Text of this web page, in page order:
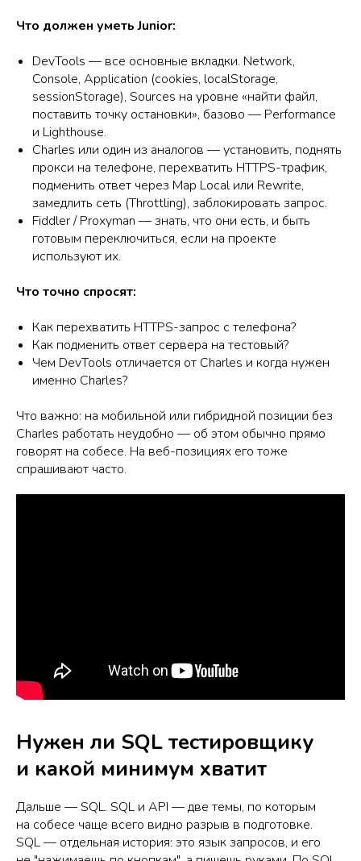
Что должен уметь Junior:
DevTools — все основные вкладки. Network,
Console, Application (cookies, localStorage,
sessionStorage), Sources на уровне «найти файл,
поставить точку остановки», базово — Performance
и Lighthouse.
Charles или один из аналогов — установить, поднять
прокси на телефоне, перехватить HTTPS-трафик,
подменить ответ через Map Local или Rewrite,
замедлить сеть (Throttling), заблокировать запрос.
Fiddler / Proxyman — знать, что они есть, и быть
готовым переключиться, если на проекте
используют их.
Что точно спросят:
Как перехватить HTTPS-запрос с телефона?
Как подменить ответ сервера на тестовый?
Чем DevTools отличается от Charles и когда нужен
именно Charles?
Что важно: на мобильной или гибридной позиции без
Charles работать неудобно — об этом обычно прямо
говорят на собесе. На веб-позициях его тоже
спрашивают часто.
Нужен ли SQL тестировщику
и какой минимум хватит
Дальше — SQL. SQL и API — две темы, по которым
на собесе чаще всего видно разрыв в подготовке.
SQL — отдельная история: это язык запросов, и его